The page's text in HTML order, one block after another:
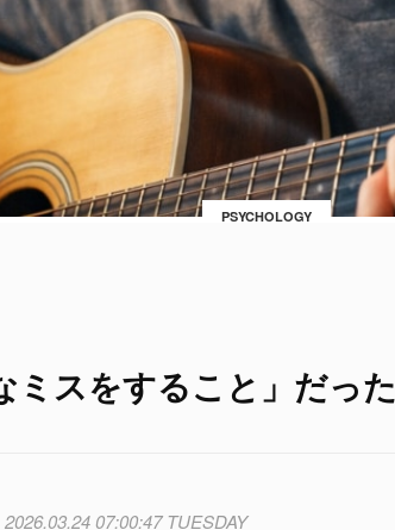
PSYCHOLOGY
ミスをすること」だった
2026.03.24 07:00:47 TUESDAY